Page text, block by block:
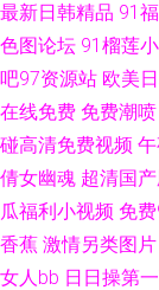
线 影音先锋女人
草莓影院 亚洲色天
搞搞 精品99久久
亚洲特色色情三级
最新日韩精品 91
色图论坛 91榴莲
吧97资源站 欧美
在线免费 免费潮喷
碰高清免费视频
倩女幽魂 超清国
瓜福利小视频 免费
香蕉 激情另类图片
女人bb 日日操第